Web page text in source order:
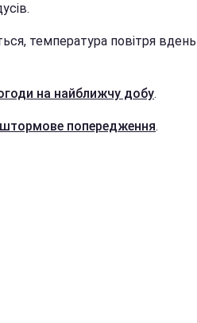
температура повітря
на найближчу добу.
штормове попередження.